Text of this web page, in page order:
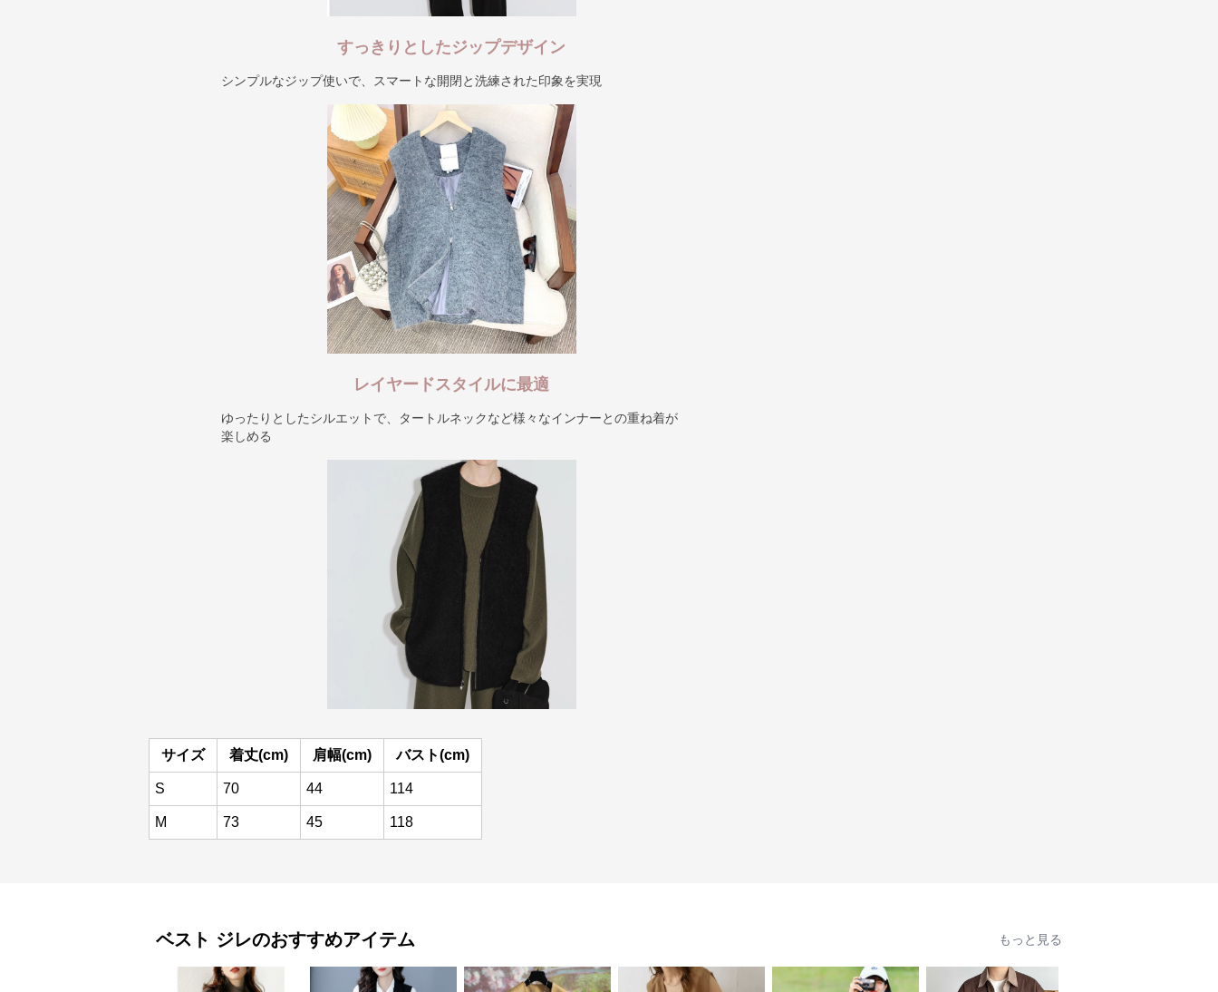
すっきりとしたジップデザイン
シンプルなジップ使いで、スマートな開閉と洗練された印象を実現
レイヤードスタイルに最適
ゆったりとしたシルエットで、タートルネックなど様々なインナーとの重ね着が
楽しめる
サイズ 着丈(cm) 肩幅(cm) バスト(cm)
S 70 44 114
M 73 45 118
ベスト ジレのおすすめアイテム もっと見る